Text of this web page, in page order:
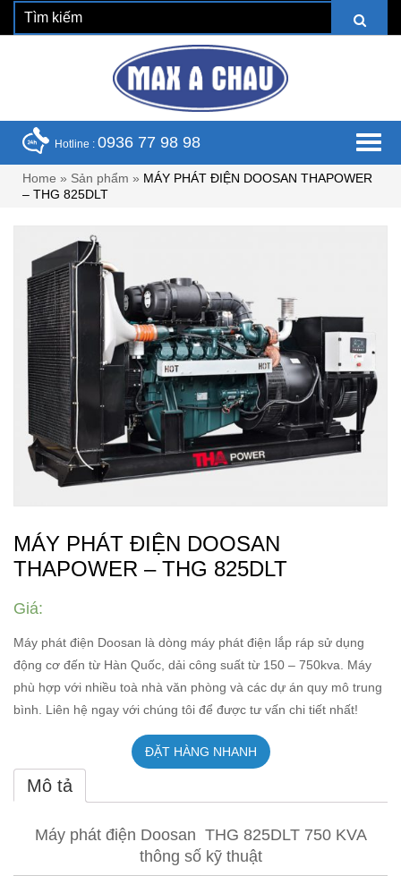
Hotline : 0936 77 98 98
Home » Sản phẩm » MÁY PHÁT ĐIỆN DOOSAN THAPOWER
– THG 825DLT
MÁY PHÁT ĐIỆN DOOSAN
THAPOWER – THG 825DLT
Giá:
Máy phát điện Doosan là dòng máy phát điện lắp ráp sử dụng
động cơ đến từ Hàn Quốc, dải công suất từ 150 – 750kva. Máy
phù hợp với nhiều toà nhà văn phòng và các dự án quy mô trung
bình. Liên hệ ngay với chúng tôi để được tư vấn chi tiết nhất!
ĐẶT HÀNG NHANH
Mô tả
Máy phát điện Doosan THG 825DLT 750 KVA
thông số kỹ thuật